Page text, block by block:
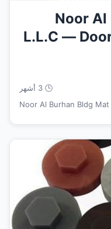
Noor
L.L.C —
🕒 3 أشهر